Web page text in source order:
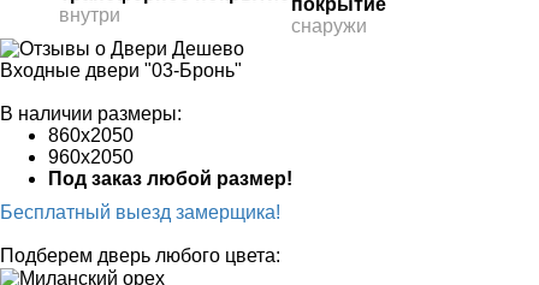
внутри
покрытие
снаружи
Входные двери "03-Бронь"
В наличии размеры:
860х2050
960х2050
Под заказ любой размер!
Бесплатный выезд замерщика!
Подберем дверь любого цвета: